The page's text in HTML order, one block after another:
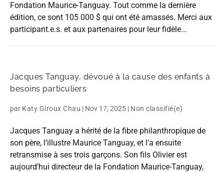
Fondation Maurice-Tanguay. Tout comme la dernière
édition, ce sont 105 000 $ qui ont été amassés. Merci aux
participant.e.s. et aux partenaires pour leur fidèle...
Jacques Tanguay, dévoué à la cause des enfants à
besoins particuliers
par Katy Giroux Chau | Nov 17, 2025 | Non classifié(e)
Jacques Tanguay a hérité de la fibre philanthropique de
son père, l’illustre Maurice Tanguay, et l’a ensuite
retransmise à ses trois garçons. Son fils Olivier est
aujourd’hui directeur de la Fondation Maurice-Tanguay,